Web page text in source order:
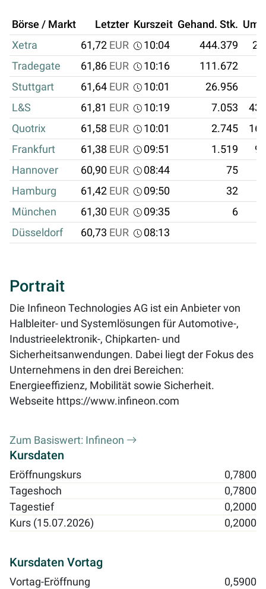
Börse / Markt Letzter Kurszeit Gehand. Stk.
Xetra
61,72 EUR 10:04 444.379
Tradegate
61,86 EUR 10:16 111.672
Stuttgart
61,64 EUR 10:01 26.956
L&S
61,81 EUR 10:19 7.053
Quotrix
61,58 EUR 10:01 2.745
Frankfurt
61,38 EUR 09:51 1.519
Hannover
60,90 EUR 08:44 75
Hamburg
61,42 EUR 09:50 32
München
61,30 EUR 09:35
6
Düsseldorf
60,73 EUR 08:13
Portrait
Die Infineon Technologies AG ist ein Anbieter von
Halbleiter- und Systemlösungen für Automotive-,
Industrieelektronik-, Chipkarten- und
Sicherheitsanwendungen. Dabei liegt der Fokus des
Unternehmens in den drei Bereichen:
Energieeffizienz, Mobilität sowie Sicherheit.
Webseite https://www.infineon.com
Zum Basiswert: Infineon
Kursdaten
Eröffnungskurs
0,7800
Tageshoch
0,7800
Tagestief
0,2000
Kurs (15.07.2026)
0,2000
Kursdaten Vortag
Vortag-Eröffnung
0,5900